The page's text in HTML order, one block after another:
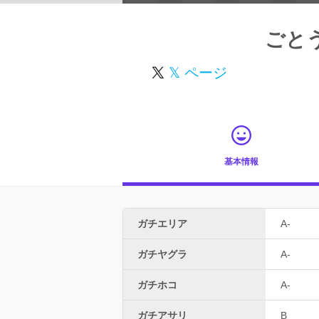
ごと
𝕏 ページ
基本情報
ガチエリア A-
ガチヤグラ A-
ガチホコ A-
ガチアサリ B